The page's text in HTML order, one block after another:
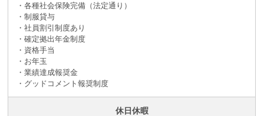
・各種社会保険完備（法定通り）
・制服貸与
・社員割引制度あり
・確定拠出年金制度
・資格手当
・お年玉
・業績達成報奨金
・グッドコメント報奨制度
休日休暇